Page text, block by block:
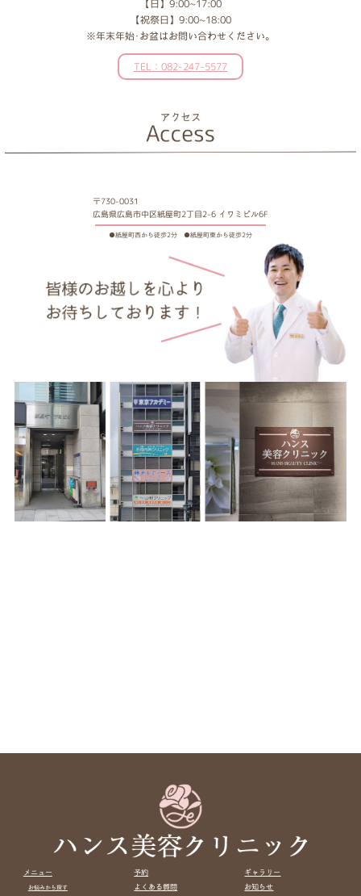
【日】9:00~17:00
【祝祭日】9:00~18:00
※年末年始･お盆はお問い合わせください。
TEL：082-247-5577
〒730-0031
広島県広島市中区紙屋町2丁目2-6 イワミビル6F
●紙屋町西から徒歩2分 ●紙屋町東から徒歩2分
メニュー
お悩みから探す
予約
よくある質問
ギャラリー
お知らせ